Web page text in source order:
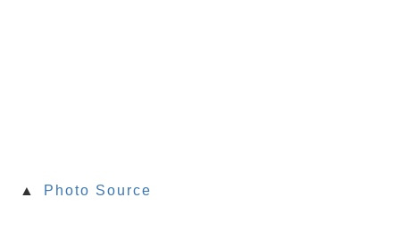
▲ Photo Source